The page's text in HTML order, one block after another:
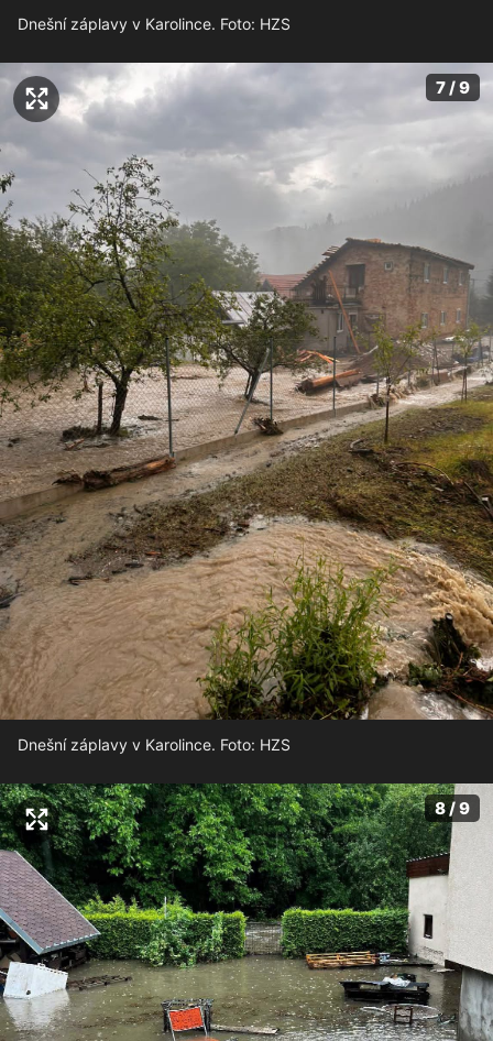
Dnešní záplavy v Karolince. Foto: HZS
7 / 9
Dnešní záplavy v Karolince. Foto: HZS
8 / 9